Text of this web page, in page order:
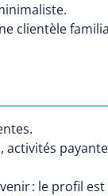
clientèle
activités
: le profil